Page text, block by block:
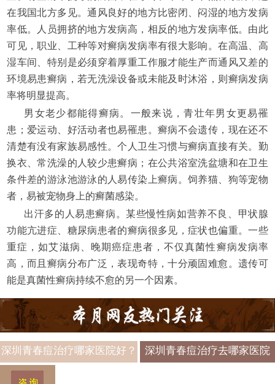
在我国北方多见。通风良好的地方比密闭、闷湿的地方发病
率低。人员拥挤的地方发病高，相反的地方发病率低。由此
可见，职业、工种等对癣病发病率有很大影响。在高温、高
湿车间、特别是必须穿着厚重工作服才能生产而通风又差的
环境易患癣病，若无洗澡设备或未能及时沐浴，则癣病发病
率将明显提高。
男女老少都能得癣病。一般来说，青壮年男女更易罹
患；爱运动、好活动者也易罹患。癣病不会遗传，现在还不
清楚有没有家族易感性。个人卫生习惯与癣病直接有关。勤
换衣、常洗澡的人较少患癣病；在公共浴室洗盆塘和在卫生
条件差的游泳池游泳的人易传染上癣病。饲养猫、狗等宠物
者，易被宠物身上的癣菌感染。
出汗多的人易患癣病。某些慢性病如营养不良、甲状腺
功能亢进症、糖尿病患者的癣病很多见，症状也偏重。一些
重症，如艾滋病、晚期癌症患者，不仅真菌性癣病发病率
高，而且癣病分布广泛，表现奇特，十分顽固难愈。遗传可
能是真菌性癣病持续不愈的另一个因素。
深圳青春痘治疗哪家医院好？
2026年费用与医院推荐
深圳青春痘治疗去哪家医院